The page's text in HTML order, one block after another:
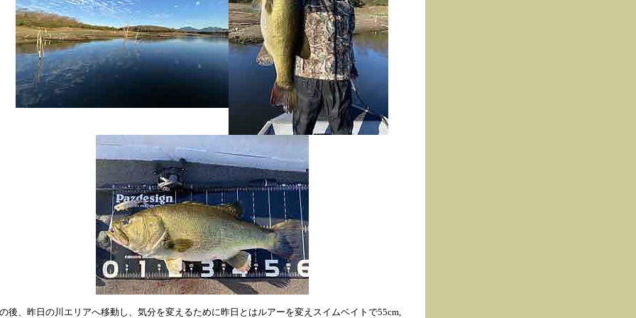
後、昨日の川エリアへ移動し、気分を変えるために昨日とはルアーを変えスイムベイトで55cm,